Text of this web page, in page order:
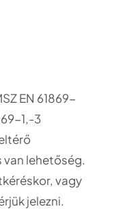
EN 61869-
1,-3
van lehetőség.
vagy
jelezni.